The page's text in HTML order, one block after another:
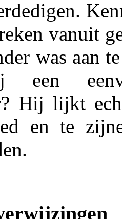
vanuit
was aan
een
Hij lijkt
en te